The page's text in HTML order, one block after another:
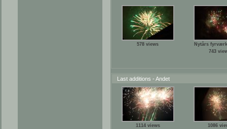
578 views
Nytårs
743
Last additions - Andet
1114 views
1086